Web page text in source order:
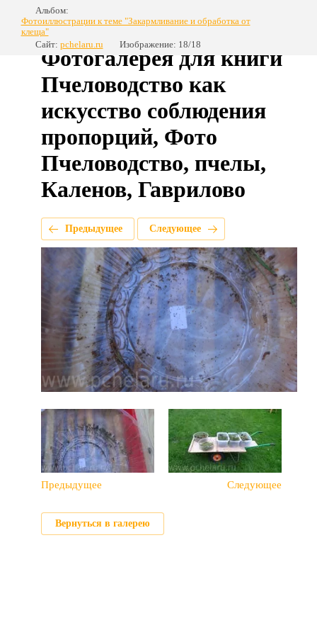
Альбом:
Фотоиллюстрации к теме "Закармливание и обработка от
клеща"
Сайт: pchelaru.ru Изображение: 18/18
Фотогалерея для книги
Пчеловодство как
искусство соблюдения
пропорций, Фото
Пчеловодство, пчелы,
Каленов, Гаврилово
Предыдущее Следующее
Предыдущее Следующее
Вернуться в галерею